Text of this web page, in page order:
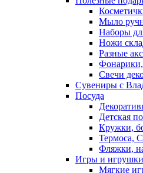
Мыло
Наборы
Ножи
Разные
Свечи
Сувениры с
Посуда
Детская
Кружки,
Термоса,
Фляжки,
Игры и игрушки
Мягкие